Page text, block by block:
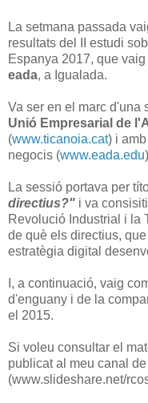
La setmana passada
resultats del II estudi
Espanya 2017, que
eada, a Igualada.
Va ser en el marc d'una
Unió Empresarial de
(www.ticanoia.cat) i
negocis (www.eada.edu
La sessió portava per
directius?" i va
Revolució Industrial i la
de què els directius,
estratègia digital
I, a continuació, vaig
d'enguany i de la
el 2015.
Si voleu consultar el
publicat al meu canal
(www.slideshare.net/